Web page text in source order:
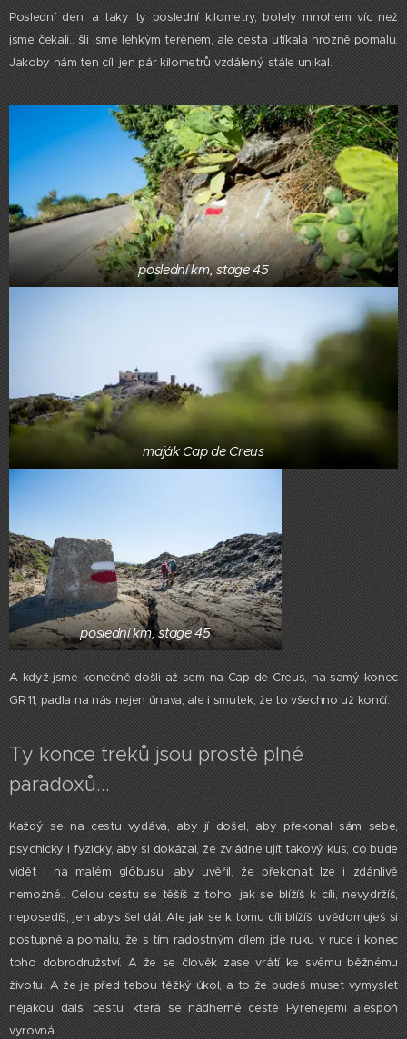
Poslední den, a taky ty poslední kilometry, bolely mnohem víc než
jsme čekali.. šli jsme lehkým terénem, ale cesta utíkala hrozně pomalu.
Jakoby nám ten cíl, jen pár kilometrů vzdálený, stále unikal.
poslední km, stage 45
maják Cap de Creus
poslední km, stage 45
A když jsme konečně došli až sem na Cap de Creus, na samý konec
GR 11, padla na nás nejen únava, ale i smutek, že to všechno už končí.
Ty konce treků jsou prostě plné
paradoxů...
Každý se na cestu vydává, aby jí došel, aby překonal sám sebe,
psychicky i fyzicky, aby si dokázal, že zvládne ujít takový kus, co bude
vidět i na malém glóbusu, aby uvěřil, že překonat lze i zdánlivě
nemožné.. Celou cestu se těšíš z toho, jak se blížíš k cíli, nevydržíš,
neposedíš, jen abys šel dál. Ale jak se k tomu cíli blížíš, uvědomuješ si
postupně a pomalu, že s tím radostným cílem jde ruku v ruce i konec
toho dobrodružství. A že se člověk zase vrátí ke svému běžnému
životu. A že je před tebou těžký úkol, a to že budeš muset vymyslet
nějakou další cestu, která se nádherné cestě Pyrenejemi alespoň
vyrovná.